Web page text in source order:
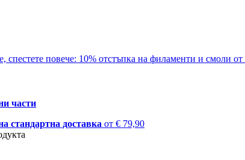
спестете повече: 10% отстъпка на филаменти и смоли от
части
стандартна доставка от € 79,90